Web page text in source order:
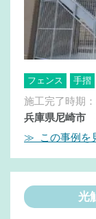
フェンス 手摺
施工完了時期
兵庫県尼崎市
≫ この事例を
光